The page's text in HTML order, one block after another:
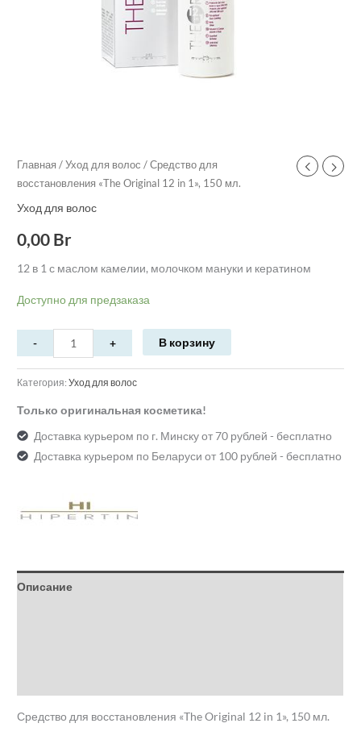
Главная /Уход для волос / Средство для
восстановления «The Original 12 in 1», 150 мл.
Уход для волос
0,00 Br
12 в 1 с маслом камелии, молочком мануки и кератином
Доступно для предзаказа
В корзину
Категория:Уход для волос
Только оригинальная косметика!
Доставка курьером по г. Минску от 70 рублей - бесплатно
Доставка курьером по Беларуси от 100 рублей - бесплатно
Описание
Средство для восстановления «The Original 12 in 1», 150 мл.